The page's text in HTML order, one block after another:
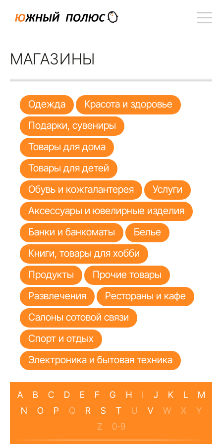
МАГАЗИНЫ
Одежда
Красота и здоровье
Подарки, сувениры
Товары для дома
Товары для детей
Обувь и кожгалантерея
Услуги
Аксессуары и ювелирные изделия
Банки и банкоматы
Белье
Книги, товары для хобби
Продукты
Прочие товары
Развлечения
Рестораны и кафе
Салоны сотовой связи
Спорт и отдых
Электроника и бытовая техника
A B C D E F G H I J K L
M
N
O P Q R S T U V W X
Y
Z
0-9